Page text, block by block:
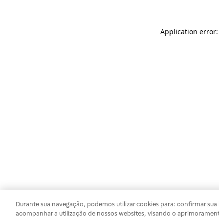
Application
Durante sua navegação, podemos utilizar cookies para: confirmar
acompanhar a utilização de nossos websites, visando o